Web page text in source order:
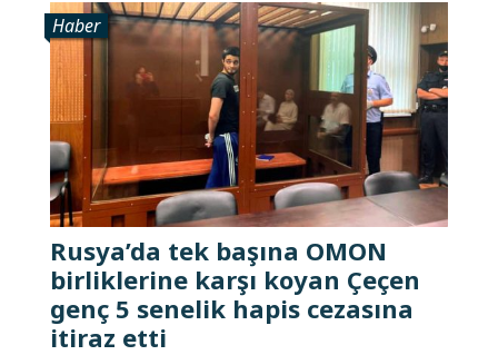
Haber
Rusya’da tek başına OMON
birliklerine karşı koyan Çeçen
genç 5 senelik hapis cezasına
itiraz etti